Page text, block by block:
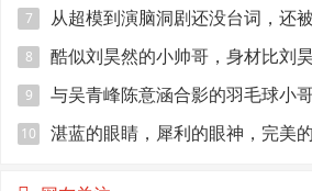
7 从超模到演脑洞剧还没台词，还
8 酷似刘昊然的小帅哥，身材比刘
9
与吴青峰陈意涵合影的羽毛球小
萧亚轩的快乐
10
湛蓝的眼睛，犀利的眼神，完美